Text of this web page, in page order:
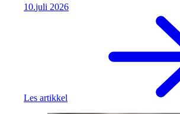
10.juli 2026
Les artikkel